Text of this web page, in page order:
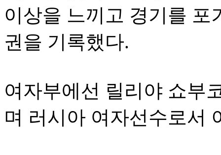
이상을 느끼고 경기를 포
권을 기록했다.
여자부에선 릴리야 쇼부
며 러시아 여자선수로서